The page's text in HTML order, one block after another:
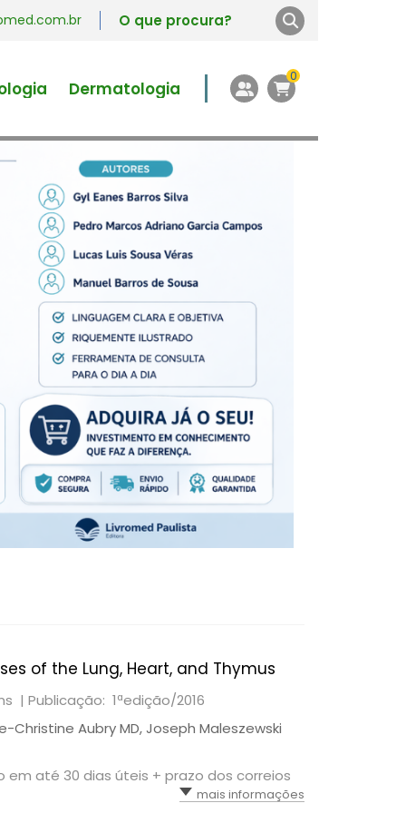
Dermatologia
0
of the Lung, Heart, and Thymus
| Publicação: 1ªedição/2016
Christine Aubry MD, Joseph Maleszewski
em até 30 dias úteis + prazo dos correios
mais informações